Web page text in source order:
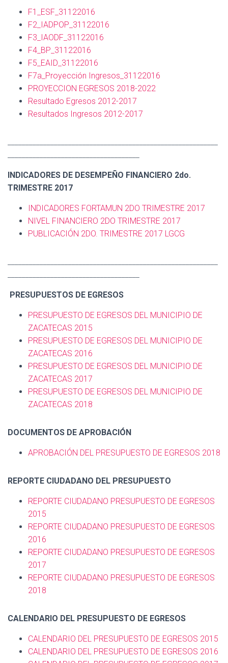
F1_ESF_31122016
F2_IADPOP_31122016
F3_IAODF_31122016
F4_BP_31122016
F5_EAID_31122016
F7a_Proyección Ingresos_31122016
PROYECCION EGRESOS 2018-2022
Resultado Egresos 2012-2017
Resultados Ingresos 2012-2017
INDICADORES DE DESEMPEÑO FINANCIERO 2do.
TRIMESTRE 2017
INDICADORES FORTAMUN 2DO TRIMESTRE 2017
NIVEL FINANCIERO 2DO TRIMESTRE 2017
PUBLICACIÓN 2DO. TRIMESTRE 2017 LGCG
PRESUPUESTOS DE EGRESOS
PRESUPUESTO DE EGRESOS DEL MUNICIPIO DE
ZACATECAS 2015
PRESUPUESTO DE EGRESOS DEL MUNICIPIO DE
ZACATECAS 2016
PRESUPUESTO DE EGRESOS DEL MUNICIPIO DE
ZACATECAS 2017
PRESUPUESTO DE EGRESOS DEL MUNICIPIO DE
ZACATECAS 2018
DOCUMENTOS DE APROBACIÓN
APROBACIÓN DEL PRESUPUESTO DE EGRESOS 2018
REPORTE CIUDADANO DEL PRESUPUESTO
REPORTE CIUDADANO PRESUPUESTO DE EGRESOS
2015
REPORTE CIUDADANO PRESUPUESTO DE EGRESOS
2016
REPORTE CIUDADANO PRESUPUESTO DE EGRESOS
2017
REPORTE CIUDADANO PRESUPUESTO DE EGRESOS
2018
CALENDARIO DEL PRESUPUESTO DE EGRESOS
CALENDARIO DEL PRESUPUESTO DE EGRESOS 2015
CALENDARIO DEL PRESUPUESTO DE EGRESOS 2016